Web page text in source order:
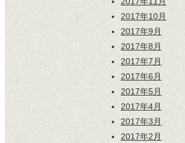
2017年10月
2017年9月
2017年8月
2017年7月
2017年6月
2017年5月
2017年4月
2017年3月
2017年2月